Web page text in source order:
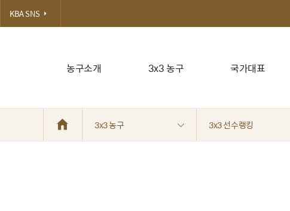
농구소개 3x3 농구 국가대표
KBA SNS
3x3 농구 3x3 선수랭킹